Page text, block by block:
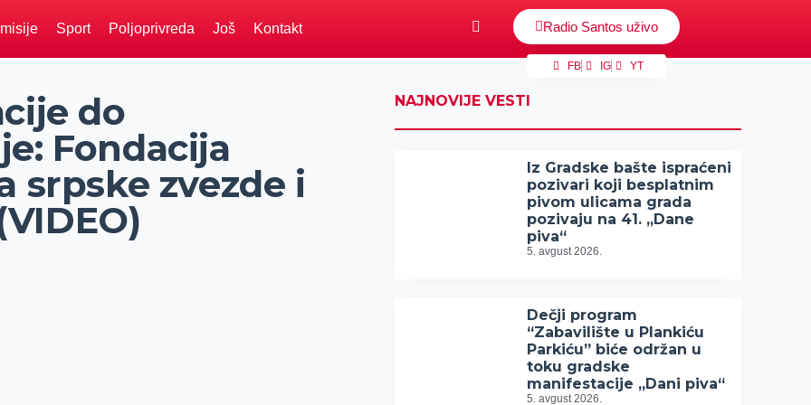
Sport Poljoprivreda Još Kontakt Radio Santos uživo
FB IG YT
do
Fondacija
srpske zvezde i
NAJNOVIJE VESTI
Iz Gradske bašte ispraćeni
pozivari koji besplatnim
pivom ulicama grada
pozivaju na 41. „Dane
piva“
5. avgust 2026.
Dečji program
“Zabavilište u Plankiću
Parkiću” biće održan u
toku gradske
manifestacije „Dani piva“
5. avgust 2026.